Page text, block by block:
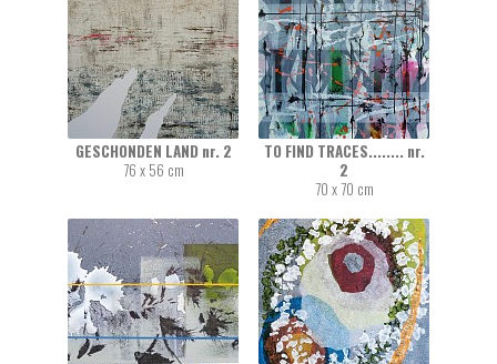
GESCHONDEN LAND nr. 2
76 x 56 cm
TO FIND TRACES........ nr.
2
70 x 70 cm